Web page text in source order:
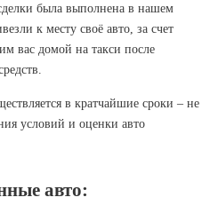
была выполнена в нашем
к месту своё авто, за счет
вас домой на такси после
в кратчайшие сроки – не
условий и оценки авто
авто: